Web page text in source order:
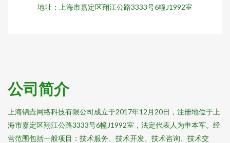
地址：上海市嘉定区翔江公路3333号6幢J1992室
公司简介
上海锦垚网络科技有限公司成立于2017年12月20日，注册地位于上
海市嘉定区翔江公路3333号6幢J1992室，法定代表人为申本军。经
营范围包括一般项目：技术服务、技术开发、技术咨询、技术交